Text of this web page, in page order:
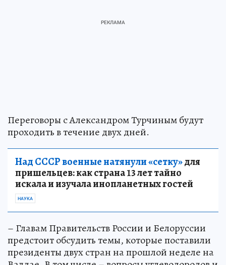
Переговоры с Александром Турчиным будут
проходить в течение двух дней.
Над СССР военные натянули «сетку»для
пришельцев: как страна 13 лет тайно
искала и изучала инопланетных гостей
НАУКА
– Главам Правительств России и Белоруссии
предстоит обсудить темы, которые поставили
президенты двух стран на прошлой неделе на